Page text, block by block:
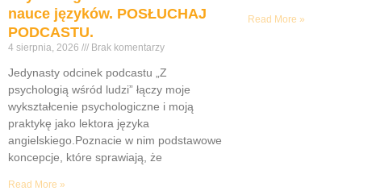
nauce języków. POSŁUCHAJ
PODCASTU.
4 sierpnia, 2026 Brak komentarzy
Jedynasty odcinek podcastu „Z
psychologią wśród ludzi” łączy moje
wykształcenie psychologiczne i moją
praktykę jako lektora języka
angielskiego.Poznacie w nim podstawowe
koncepcje, które sprawiają, że
Read More »
Read More »